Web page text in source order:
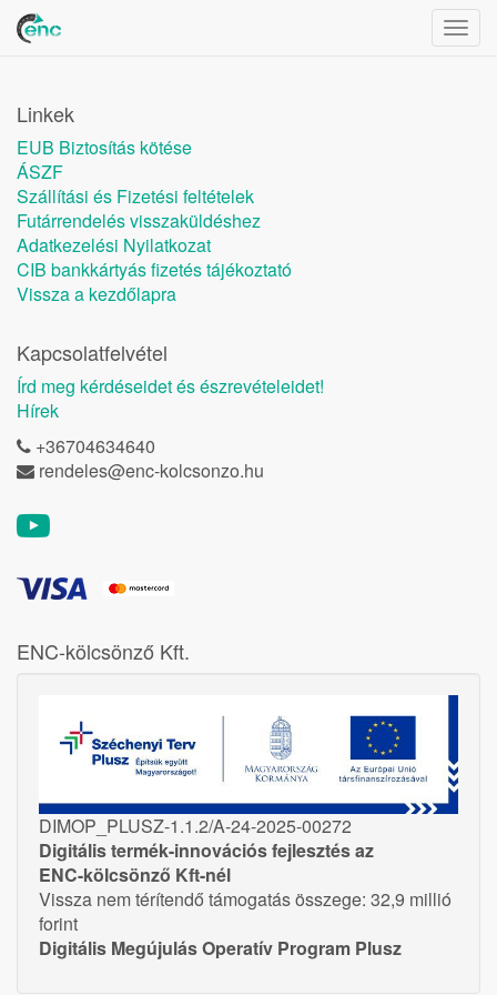
Linkek
EUB Biztosítás kötése
ÁSZF
Szállítási és Fizetési feltételek
Futárrendelés visszaküldéshez
Adatkezelési Nyilatkozat
CIB bankkártyás fizetés tájékoztató
Vissza a kezdőlapra
Kapcsolatfelvétel
Írd meg kérdéseidet és észrevételeidet!
Hírek
+36704634640
rendeles@enc-kolcsonzo.hu
ENC-kölcsönző Kft.
DIMOP_PLUSZ-1.1.2/A-24-2025-00272
Digitális termék-innovációs fejlesztés az
ENC-kölcsönző Kft-nél
Vissza nem térítendő támogatás összege: 32,9 millió
forint
Digitális Megújulás Operatív Program Plusz